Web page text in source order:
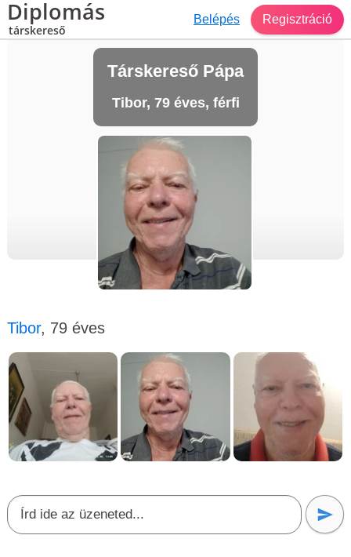
Diplomás
társkereső
Belépés Regisztráció
Társkereső Pápa
Tibor, 79 éves, férfi
Tibor, 79 éves